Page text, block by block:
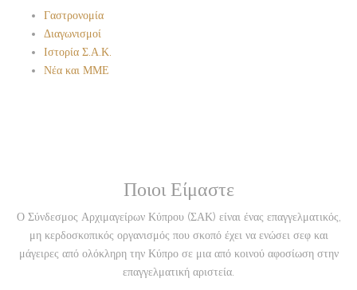
Γαστρονομία
Διαγωνισμοί
Ιστορία Σ.Α.Κ.
Νέα και ΜΜΕ
Ποιοι Είμαστε
Ο Σύνδεσμος Αρχιμαγείρων Κύπρου (ΣΑΚ) είναι ένας επαγγελματικός,
μη κερδοσκοπικός οργανισμός που σκοπό έχει να ενώσει σεφ και
μάγειρες από ολόκληρη την Κύπρο σε μια από κοινού αφοσίωση στην
επαγγελματική αριστεία.